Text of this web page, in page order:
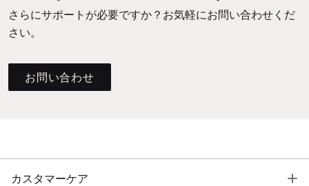
さらにサポートが必要ですか？お気軽にお問い合わせくだ
さい。
お問い合わせ
カスタマーケア